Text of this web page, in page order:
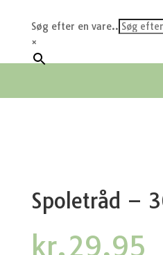
Søg efter en vare..
×
Spoletråd –
kr.29,95